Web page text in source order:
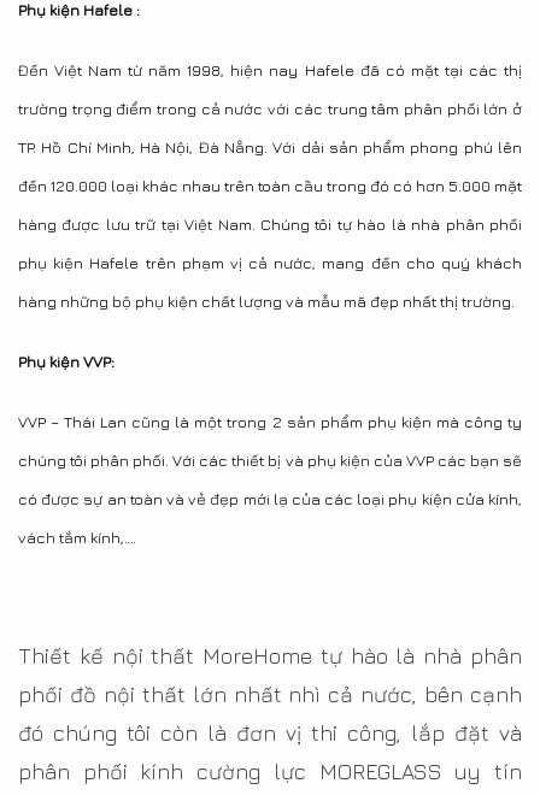
Phụ kiện Hafele :
Đến Việt Nam từ năm 1998, hiện nay Hafele đã có mặt tại các thị
trường trọng điểm trong cả nước với các trung tâm phân phối lớn ở
TP. Hồ Chí Minh, Hà Nội, Đà Nẵng. Với dải sản phẩm phong phú lên
đến 120.000 loại khác nhau trên toàn cầu trong đó có hơn 5.000 mặt
hàng được lưu trữ tại Việt Nam. Chúng tôi tự hào là nhà phân phối
phụ kiện Hafele trên phạm vị cả nước, mang đến cho quý khách
hàng những bộ phụ kiện chất lượng và mẫu mã đẹp nhất thị trường.
Phụ kiện VVP:
VVP – Thái Lan cũng là một trong 2 sản phẩm phụ kiện mà công ty
chúng tôi phân phối. Với các thiết bị và phụ kiện của VVP các bạn sẽ
có được sự an toàn và vẻ đẹp mới lạ của các loại phụ kiện cửa kính,
vách tắm kính,….
Thiết kế nội thất MoreHome tự hào là nhà phân
phối đồ nội thất lớn nhất nhì cả nước, bên cạnh
đó chúng tôi còn là đơn vị thi công, lắp đặt và
phân phối kính cường lực MOREGLASS uy tín